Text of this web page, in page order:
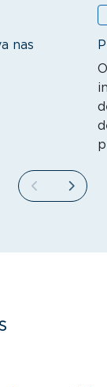
nas